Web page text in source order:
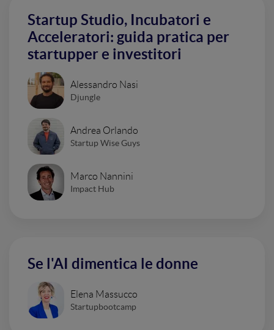
Startup Studio, Incubatori e
Acceleratori: guida pratica per
startupper e investitori
Alessandro Nasi
Djungle
Andrea Orlando
Startup Wise Guys
Marco Nannini
Impact Hub
Se l'AI dimentica le donne
Elena Massucco
Startupbootcamp